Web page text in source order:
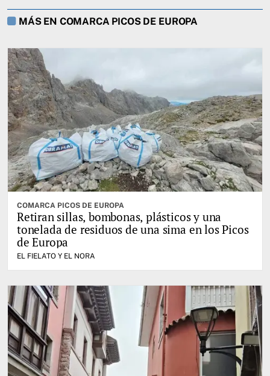
MÁS EN COMARCA PICOS DE EUROPA
COMARCA PICOS DE EUROPA
Retiran sillas, bombonas, plásticos y una
tonelada de residuos de una sima en los Picos
de Europa
EL FIELATO Y EL NORA